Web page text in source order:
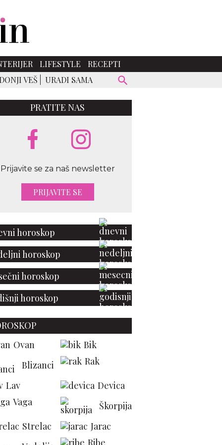
LIFESTYLE
RECEPTI
DONJI VEŠ URADI SAMA
PRATITE NAS
Prijavite se za naš newsletter
PRIJAVITE SE
horoskop
horoskop
horoskop
horoskop
Ovan
Bik
Blizanci
Rak
Lav
Devica
Vaga
Škorpija
Strelac
Jarac
Ribe